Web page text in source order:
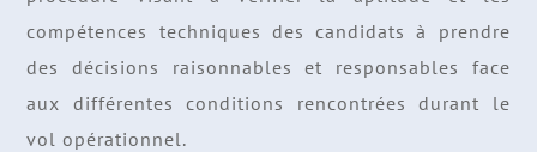
compétences techniques des candidats à prendre
des décisions raisonnables et responsables face
aux différentes conditions rencontrées durant le
vol opérationnel.